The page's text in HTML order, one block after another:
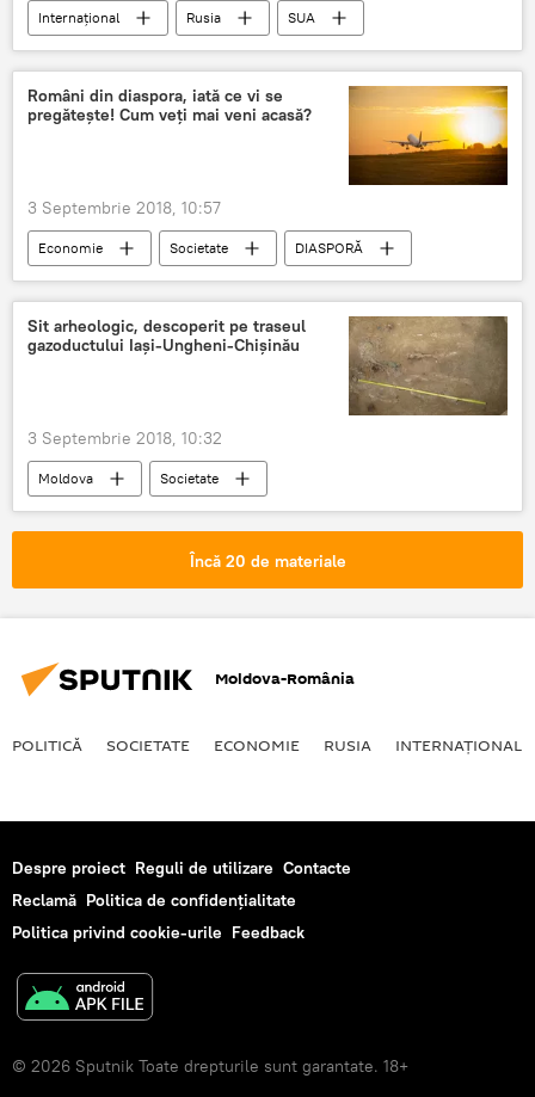
Internaţional Rusia
SUA
Donald Trump
Serghei Lavrov
Mike Pompeo
înțelegere
Români din diaspora, iată ce vi se
pregătește! Cum veți mai veni acasă?
3 Septembrie 2018, 10:57
Economie Societate DIASPORĂ
Sit arheologic, descoperit pe traseul
gazoductului Iași-Ungheni-Chișinău
3 Septembrie 2018, 10:32
Moldova
Societate
Republica Moldova
Încă 20 de materiale
Moldova-România
POLITICĂ SOCIETATE ECONOMIE RUSIA INTERNAŢIONAL
Despre proiect Reguli de utilizare Contacte
Reclamă Politica de confidențialitate
Politica privind cookie-urile Feedback
© 2026 Sputnik Toate drepturile sunt garantate. 18+